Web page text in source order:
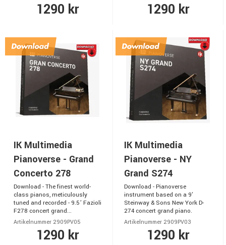
1290 kr 1290 kr
IK Multimedia
Pianoverse - Grand
Concerto 278
Download - The finest world-
class pianos, meticulously
tuned and recorded - 9.5’ Fazioli
F278 concert grand...
Artikelnummer 2909PV05
1290 kr
IK Multimedia
Pianoverse - NY
Grand S274
Download - Pianoverse
instrument based on a 9'
Steinway & Sons New York D-
274 concert grand piano.
Artikelnummer 2909PV03
1290 kr